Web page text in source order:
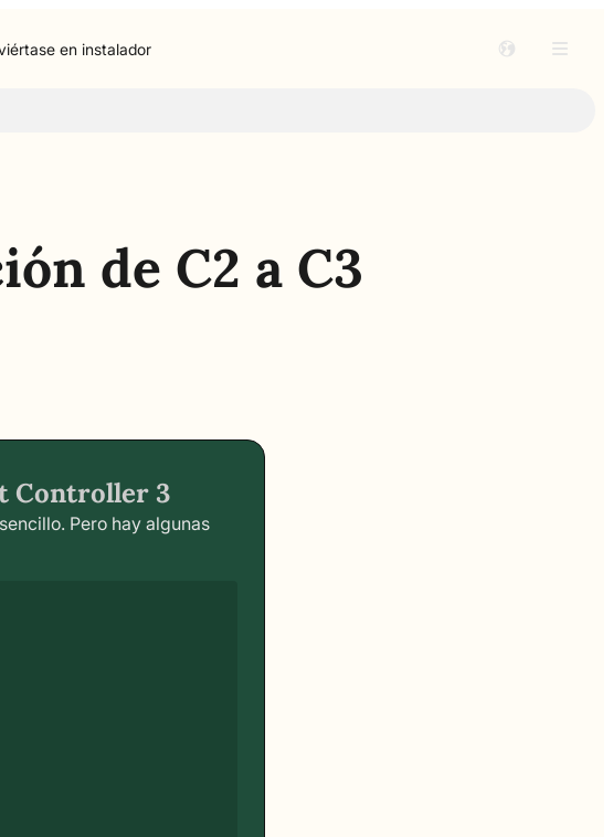
en instalador
de C2 a C3
Controller 3
Pero hay algunas